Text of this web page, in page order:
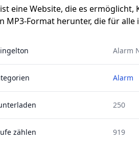
ist eine Website, die es
MP3-Format herunter, die für
Alarm
Alarm
250
zählen 919